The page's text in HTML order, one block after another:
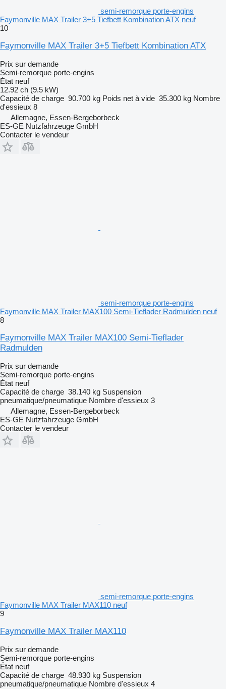
semi-remorque porte-engins
Faymonville MAX Trailer 3+5 Tiefbett Kombination ATX neuf
10
Faymonville MAX Trailer 3+5 Tiefbett Kombination ATX
Prix sur demande
Semi-remorque porte-engins
État neuf
12.92 ch (9.5 kW)
Capacité de charge 90.700 kg Poids net à vide 35.300 kg Nombre
d'essieux 8
Allemagne, Essen-Bergeborbeck
ES-GE Nutzfahrzeuge GmbH
Contacter le vendeur
semi-remorque porte-engins
Faymonville MAX Trailer MAX100 Semi-Tieflader Radmulden neuf
8
Faymonville MAX Trailer MAX100 Semi-Tieflader
Radmulden
Prix sur demande
Semi-remorque porte-engins
État neuf
Capacité de charge 38.140 kg Suspension
pneumatique/pneumatique Nombre d'essieux 3
Allemagne, Essen-Bergeborbeck
ES-GE Nutzfahrzeuge GmbH
Contacter le vendeur
semi-remorque porte-engins
Faymonville MAX Trailer MAX110 neuf
9
Faymonville MAX Trailer MAX110
Prix sur demande
Semi-remorque porte-engins
État neuf
Capacité de charge 48.930 kg Suspension
pneumatique/pneumatique Nombre d'essieux 4